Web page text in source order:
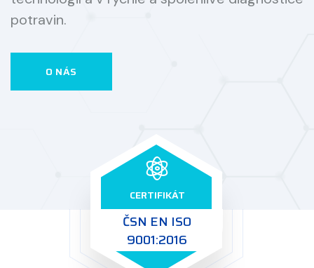
potravin.
O NÁS
CERTIFIKÁT
ČSN EN ISO
9001:2016